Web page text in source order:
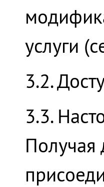
услуги
3.2.
3.3.
Получая